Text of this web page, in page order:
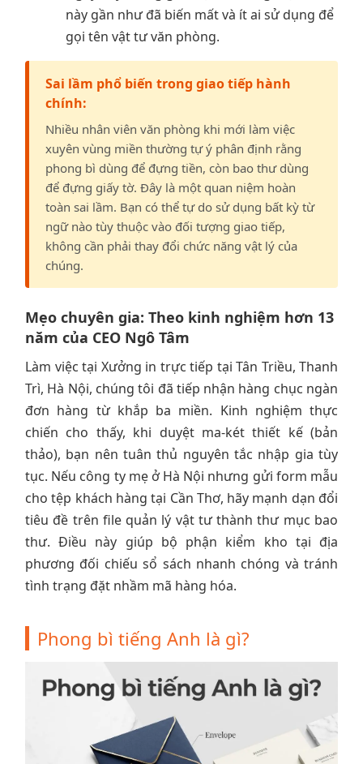
này gần như đã biến mất và ít ai sử dụng để
gọi tên vật tư văn phòng.
Sai lầm phổ biến trong giao tiếp hành
chính:
Nhiều nhân viên văn phòng khi mới làm việc
xuyên vùng miền thường tự ý phân định rằng
phong bì dùng để đựng tiền, còn bao thư dùng
để đựng giấy tờ. Đây là một quan niệm hoàn
toàn sai lầm. Bạn có thể tự do sử dụng bất kỳ từ
ngữ nào tùy thuộc vào đối tượng giao tiếp,
không cần phải thay đổi chức năng vật lý của
chúng.
Mẹo chuyên gia: Theo kinh nghiệm hơn 13
năm của CEO Ngô Tâm
Làm việc tại Xưởng in trực tiếp tại Tân Triều, Thanh
Trì, Hà Nội, chúng tôi đã tiếp nhận hàng chục ngàn
đơn hàng từ khắp ba miền. Kinh nghiệm thực
chiến cho thấy, khi duyệt ma-két thiết kế (bản
thảo), bạn nên tuân thủ nguyên tắc nhập gia tùy
tục. Nếu công ty mẹ ở Hà Nội nhưng gửi form mẫu
cho tệp khách hàng tại Cần Thơ, hãy mạnh dạn đổi
tiêu đề trên file quản lý vật tư thành thư mục bao
thư. Điều này giúp bộ phận kiểm kho tại địa
phương đối chiếu sổ sách nhanh chóng và tránh
tình trạng đặt nhầm mã hàng hóa.
Phong bì tiếng Anh là gì?